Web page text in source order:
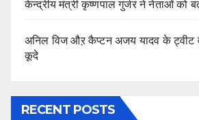
केन्द्रीय मंत्री कृष्णपाल गुर्जर ने नेताओं को
अनिल विज औऱ कैप्टन अजय यादव के ट्वीट
कूदे
RECENT POSTS